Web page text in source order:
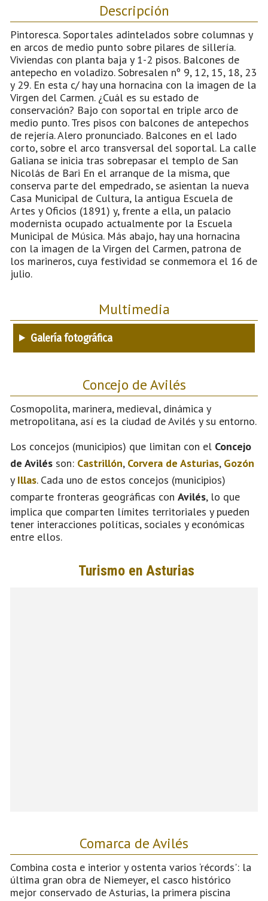
Descripción
Pintoresca. Soportales adintelados sobre columnas y
en arcos de medio punto sobre pilares de sillería.
Viviendas con planta baja y 1-2 pisos. Balcones de
antepecho en voladizo. Sobresalen nº 9, 12, 15, 18, 23
y 29. En esta c/ hay una hornacina con la imagen de la
Virgen del Carmen. ¿Cuál es su estado de
conservación? Bajo con soportal en triple arco de
medio punto. Tres pisos con balcones de antepechos
de rejería. Alero pronunciado. Balcones en el lado
corto, sobre el arco transversal del soportal. La calle
Galiana se inicia tras sobrepasar el templo de San
Nicolás de Bari En el arranque de la misma, que
conserva parte del empedrado, se asientan la nueva
Casa Municipal de Cultura, la antigua Escuela de
Artes y Oficios (1891) y, frente a ella, un palacio
modernista ocupado actualmente por la Escuela
Municipal de Música. Más abajo, hay una hornacina
con la imagen de la Virgen del Carmen, patrona de
los marineros, cuya festividad se conmemora el 16 de
julio.
Multimedia
Galería fotográfica
Concejo de Avilés
Cosmopolita, marinera, medieval, dinámica y
metropolitana, así es la ciudad de Avilés y su entorno.
Los concejos (municipios) que limitan con el Concejo
de Avilés son: Castrillón, Corvera de Asturias, Gozón
y Illas. Cada uno de estos concejos (municipios)
comparte fronteras geográficas con Avilés, lo que
implica que comparten límites territoriales y pueden
tener interacciones políticas, sociales y económicas
entre ellos.
Comarca de Avilés
Combina costa e interior y ostenta varios ‘récords': la
última gran obra de Niemeyer, el casco histórico
mejor conservado de Asturias, la primera piscina